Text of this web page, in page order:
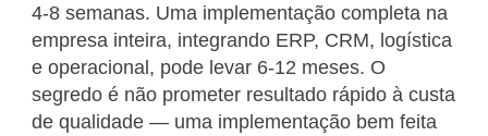
4-8 semanas. Uma implementação completa na
empresa inteira, integrando ERP, CRM, logística
e operacional, pode levar 6-12 meses. O
segredo é não prometer resultado rápido à custa
de qualidade — uma implementação bem feita